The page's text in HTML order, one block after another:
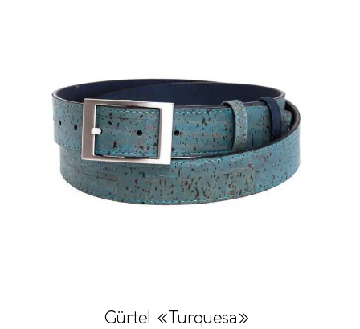
Gürtel «Turquesa»